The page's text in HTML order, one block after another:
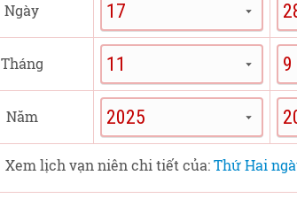
Ngày
Tháng
Năm
Xem lịch vạn niên chi tiết của:Thứ Hai